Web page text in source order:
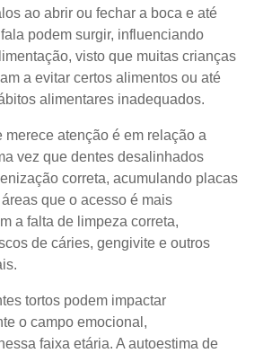
ao abrir ou fechar a boca e até
podem surgir, influenciando
visto que muitas crianças
a evitar certos alimentos ou até
alimentares inadequados.
merece atenção é em relação a
vez que dentes desalinhados
correta, acumulando placas
que o acesso é mais
a falta de limpeza correta,
de cáries, gengivite e outros
tortos podem impactar
o campo emocional,
faixa etária. A autoestima de